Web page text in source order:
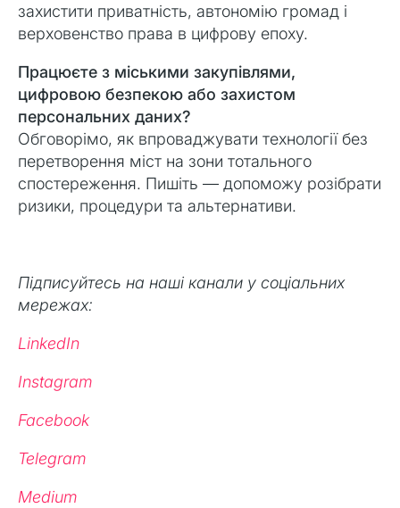
захистити приватність, автономію громад і
верховенство права в цифрову епоху.
Працюєте з міськими закупівлями,
цифровою безпекою або захистом
персональних даних?
Обговорімо, як впроваджувати технології без
перетворення міст на зони тотального
спостереження. Пишіть — допоможу розібрати
ризики, процедури та альтернативи.
Підписуйтесь на наші канали у соціальних
мережах:
LinkedIn
Instagram
Facebook
Telegram
Medium